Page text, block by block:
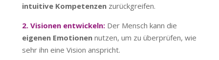
intuitive Kompetenzenzurückgreifen.
2. Visionen entwickeln: Der Mensch kann die
eigenen Emotionennutzen, um zu überprüfen, wie
sehr ihn eine Vision anspricht.